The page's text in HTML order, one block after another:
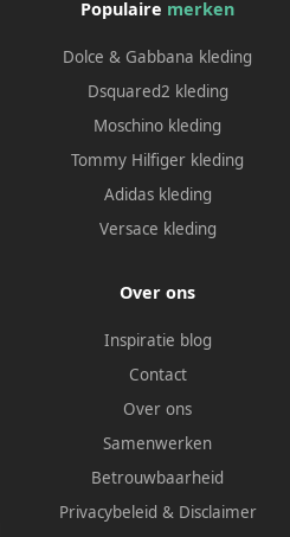
Populaire merken
Dolce & Gabbana kleding
Dsquared2 kleding
Moschino kleding
Tommy Hilfiger kleding
Adidas kleding
Versace kleding
Over ons
Inspiratie blog
Contact
Over ons
Samenwerken
Betrouwbaarheid
Privacybeleid & Disclaimer